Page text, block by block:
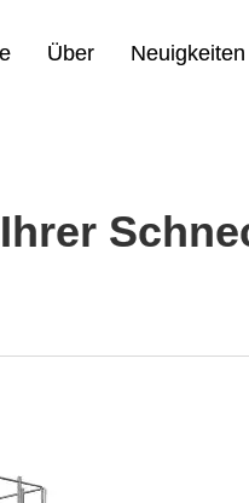
Über Neuigkeiten